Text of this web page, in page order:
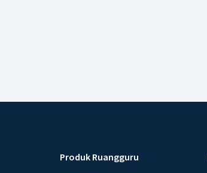
Produk Ruangguru